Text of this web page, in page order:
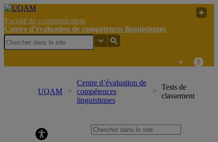
Faculté de communication
Centre d’évaluation de compétences linguistiques
UQAM
Centre d’évaluation de
compétences
linguistiques
Tests de
classement